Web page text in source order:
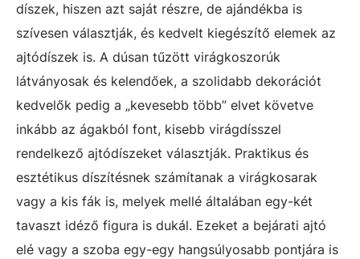
díszek, hiszen azt saját részre, de ajándékba is
szívesen választják, és kedvelt kiegészítő elemek az
ajtódíszek is. A dúsan tűzött virágkoszorúk
látványosak és kelendőek, a szolidabb dekorációt
kedvelők pedig a „kevesebb több” elvet követve
inkább az ágakból font, kisebb virágdísszel
rendelkező ajtódíszeket választják. Praktikus és
esztétikus díszítésnek számítanak a virágkosarak
vagy a kis fák is, melyek mellé általában egy-két
tavaszt idéző figura is dukál. Ezeket a bejárati ajtó
elé vagy a szoba egy-egy hangsúlyosabb pontjára is